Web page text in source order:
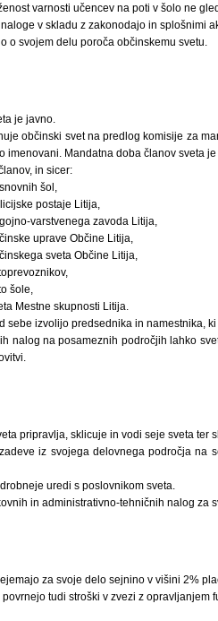
varnosti učencev na poti v šolo ne
v skladu z zakonodajo in splošnimi
o svojem delu poroča občinskemu svetu.
je javno.
občinski svet na predlog komisije za
imenovani. Mandatna doba članov sveta
in sicer:
šol,
postaje Litija,
varstvenega zavoda Litija,
uprave Občine Litija,
sveta Občine Litija,
šole,
Mestne skupnosti Litija.
sebe izvolijo predsednika in namestnika,
nalog na posameznih področjih lahko
pripravlja, sklicuje in vodi seje sveta ter
iz svojega delovnega področja na
uredi s poslovnikom sveta.
in administrativno-tehničnih nalog za
za svoje delo sejnino v višini 2%
tudi stroški v zvezi z opravljanjem